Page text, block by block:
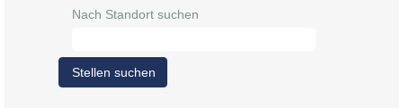
Nach Standort suchen